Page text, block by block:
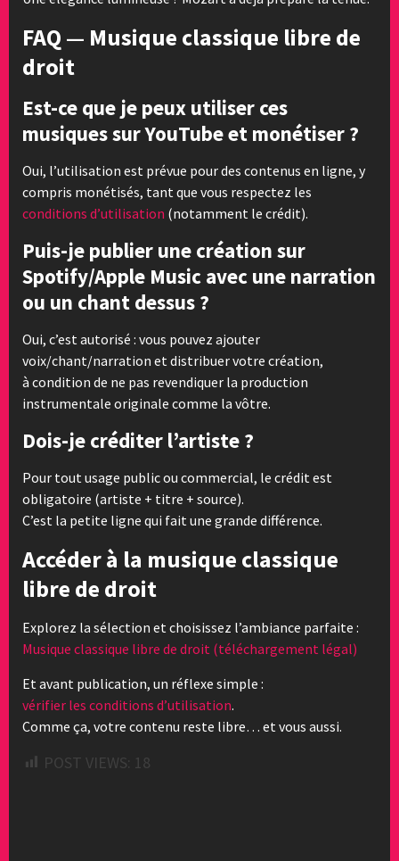
FAQ — Musique classique libre de
droit
Est-ce que je peux utiliser ces
musiques sur YouTube et monétiser ?
Oui, l’utilisation est prévue pour des contenus en ligne, y
compris monétisés, tant que vous respectez les
conditions d’utilisation (notamment le crédit).
Puis-je publier une création sur
Spotify/Apple Music avec une narration
ou un chant dessus ?
Oui, c’est autorisé : vous pouvez ajouter
voix/chant/narration et distribuer votre création,
à condition de ne pas revendiquer la production
instrumentale originale comme la vôtre.
Dois-je créditer l’artiste ?
Pour tout usage public ou commercial, le crédit est
obligatoire (artiste + titre + source).
C’est la petite ligne qui fait une grande différence.
Accéder à la musique classique
libre de droit
Explorez la sélection et choisissez l’ambiance parfaite :
Musique classique libre de droit (téléchargement légal)
Et avant publication, un réflexe simple :
vérifier les conditions d’utilisation.
Comme ça, votre contenu reste libre… et vous aussi.
POST VIEWS: 18